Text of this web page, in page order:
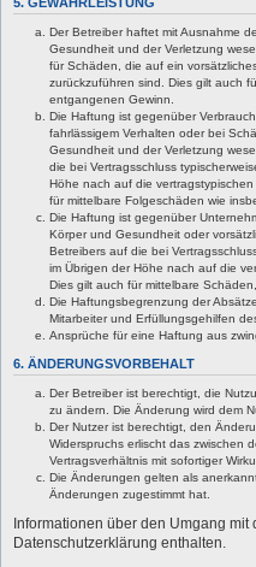
Der Betreiber haftet mit Ausnahme
Gesundheit und der Verletzung
für Schäden, die auf ein
zurückzuführen sind. Dies gilt auch
entgangenen Gewinn.
Die Haftung ist gegenüber
fahrlässigem Verhalten oder bei
Gesundheit und der Verletzung
die bei Vertragsschluss
Höhe nach auf die
für mittelbare Folgeschäden wie
Die Haftung ist gegenüber
Körper und Gesundheit oder
Betreibers auf die bei
im Übrigen der Höhe nach auf die
Dies gilt auch für mittelbare
Die Haftungsbegrenzung der
Mitarbeiter und Erfüllungsgehilfen
Ansprüche für eine Haftung aus
6. ÄNDERUNGSVORBEHALT
Der Betreiber ist berechtigt, die
zu ändern. Die Änderung wird dem
Der Nutzer ist berechtigt, den
Widerspruchs erlischt das zwischen
Vertragsverhältnis mit sofortiger
Die Änderungen gelten als
Änderungen zugestimmt hat.
Informationen über den Umgang
Datenschutzerklärung enthalten.